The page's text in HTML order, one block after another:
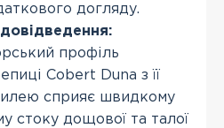
догляду.
профіль
Cobert Duna з її
сприяє швидкому
стоку дощової та талої